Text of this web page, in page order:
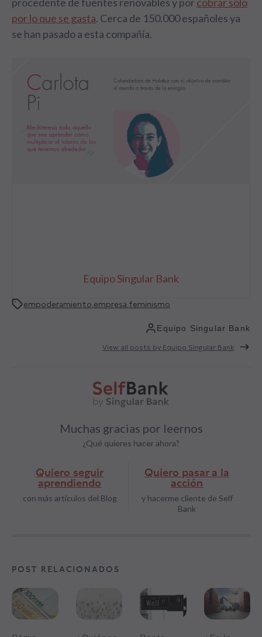
por lo que se gasta. Cerca de 150.000 españoles ya
se han pasado a esta compañía.
Equipo Singular Bank
empoderamiento empresa feminismo
Equipo Singular Bank
View all posts by Equipo Singular Bank
Muchas gracias por leernos
¿Qué quieres hacer ahora?
Quiero seguir
aprendiendo
con más artículos del Blog
Quiero pasar a la
acción
y hacerme cliente de Self
Bank
POST RELACIONADOS